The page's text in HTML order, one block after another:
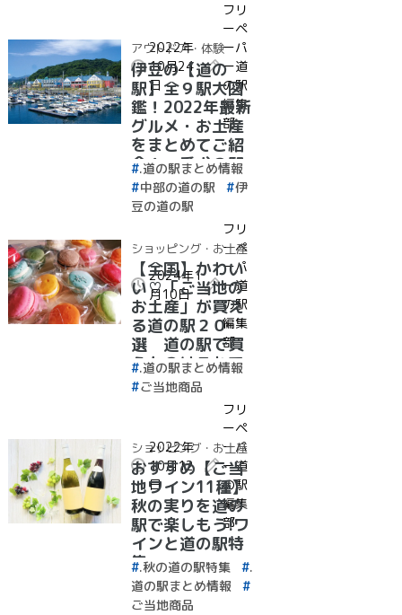
2022年
10月24
日
フリ
ーペ
ーパ
ー道
の駅
編集
部
アウトドア・体験
伊豆の【道の
駅】全９駅大図
鑑！2022年最新
グルメ・お土産
をまとめてご紹
介！＋愛犬の駅
.道の駅まとめ情報
中部の道の駅
伊
豆の道の駅
2024年1
月10日
フリ
ーペ
ーパ
ー道
の駅
編集
部
ショッピング・お土産
【全国】かわい
い♡「ご当地の
お土産」が買え
る道の駅２０
選 道の駅で買
うものはこれで
決まり！
.道の駅まとめ情報
ご当地商品
2022年
10月12
日
フリ
ーペ
ーパ
ー道
の駅
編集
部
ショッピング・お土産
おすすめ【ご当
地ワイン11種】
秋の実りを道の
駅で楽しもう!ワ
インと道の駅特
集.秋の道の駅特集
.
道の駅まとめ情報
ご当地商品